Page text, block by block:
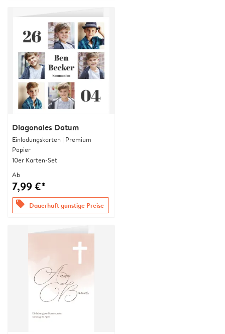
Diagonales Datum
Einladungskarten | Premium
Papier
10er Karten-Set
Ab
7,99 €*
offers Dauerhaft günstige Preise